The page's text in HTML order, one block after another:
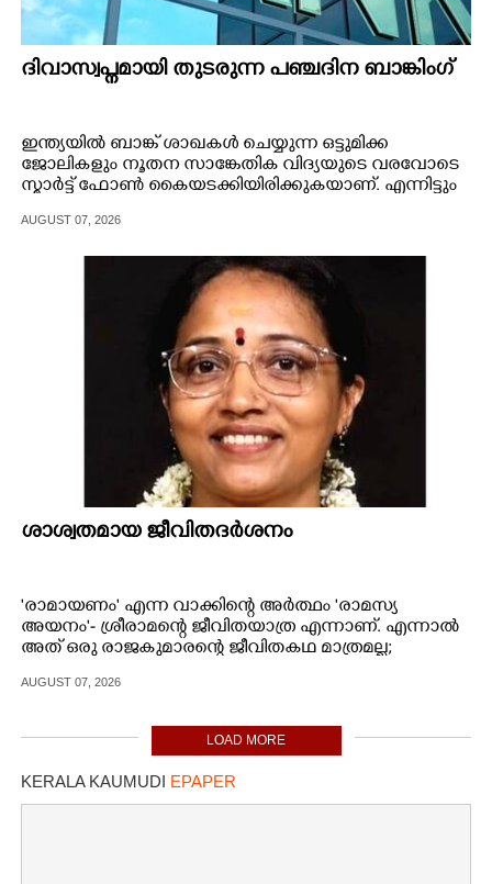
ദിവാസ്വപ്നമായി തുടരുന്ന പഞ്ചദിന ബാങ്കിംഗ്
ഇന്ത്യയിൽ ബാങ്ക് ശാഖകൾ ചെയ്യുന്ന ഒട്ടുമിക്ക
ജോലികളും നൂതന സാങ്കേതിക വിദ്യയുടെ വരവോടെ
സ്മാർട്ട് ഫോൺ കൈയടക്കിയിരിക്കുകയാണ്. എന്നിട്ടും
അഞ്ചുദിന ബാങ്കിംഗ് എന്ന ആശയം ഇതുവരെ
AUGUST 07, 2026
ശാശ്വതമായ ജീവിതദർശനം
'രാമായണം' എന്ന വാക്കിന്റെ അർത്ഥം 'രാമസ്യ
അയനം'- ശ്രീരാമന്റെ ജീവിതയാത്ര എന്നാണ്. എന്നാൽ
അത് ഒരു രാജകുമാരന്റെ ജീവിതകഥ മാത്രമല്ല;
AUGUST 07, 2026
LOAD MORE
KERALA KAUMUDI EPAPER